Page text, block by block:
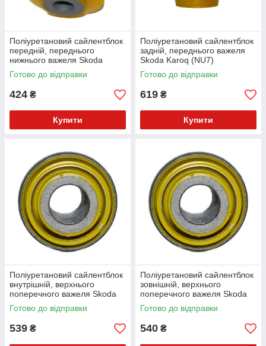
Поліуретановий сайлентблок
передній, переднього
нижнього важеля Skoda
Karoq (NU7) Кроссовер
(2017-2025) v17
Готово до відправки
424 ₴
Купити
Поліуретановий сайлентблок
задній, переднього важеля
Skoda Karoq (NU7)
Кроссовер (2017-2025) v17
Готово до відправки
619 ₴
Купити
Поліуретановий сайлентблок
внутрішній, верхнього
поперечного важеля Skoda
Karoq (NU7) Кроссовер
(2017-2025) v17
Готово до відправки
539 ₴
Поліуретановий сайлентблок
зовнішній, верхнього
поперечного важеля Skoda
Karoq (NU7) Кроссовер
(2017-2025) v17
Готово до відправки
540 ₴